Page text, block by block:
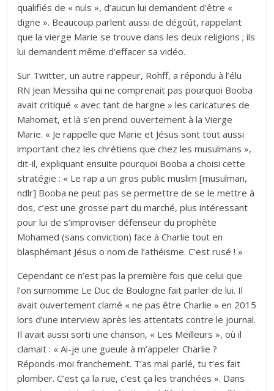
qualifiés de « nuls », d’aucun lui demandent d’être «
digne ». Beaucoup parlent aussi de dégoût, rappelant
que la vierge Marie se trouve dans les deux religions ; ils
lui demandent même d’effacer sa vidéo.
Sur Twitter, un autre rappeur, Rohff, a répondu à l’élu
RN Jean Messiha qui ne comprenait pas pourquoi Booba
avait critiqué « avec tant de hargne » les caricatures de
Mahomet, et là s’en prend ouvertement à la Vierge
Marie. « Je rappelle que Marie et Jésus sont tout aussi
important chez les chrétiens que chez les musulmans »,
dit-il, expliquant ensuite pourquoi Booba a choisi cette
stratégie : « Le rap a un gros public muslim [musulman,
ndlr] Booba ne peut pas se permettre de se le mettre à
dos, c’est une grosse part du marché, plus intéressant
pour lui de s’improviser défenseur du prophète
Mohamed (sans conviction) face à Charlie tout en
blasphémant Jésus o nom de l’athéisme. C’est rusé ! »
Cependant ce n’est pas la première fois que celui que
l’on surnomme Le Duc de Boulogne fait parler de lui. Il
avait ouvertement clamé « ne pas être Charlie » en 2015
lors d’une interview après les attentats contre le journal.
Il avait aussi sorti une chanson, « Les Meilleurs », où il
clamait : « Ai-je une gueule à m’appeler Charlie ?
Réponds-moi franchement. T’as mal parlé, tu t’es fait
plomber. C’est ça la rue, c’est ça les tranchées ». Dans